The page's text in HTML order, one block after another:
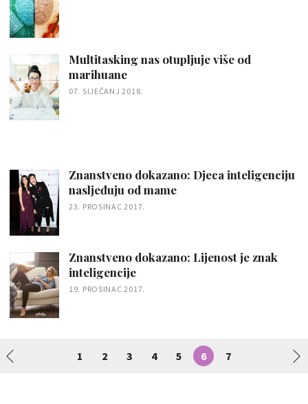
Multitasking nas otupljuje više od
marihuane
07. SIJEČANJ 2018.
Znanstveno dokazano: Djeca inteligenciju
nasljeđuju od mame
23. PROSINAC 2017.
Znanstveno dokazano: Lijenost je znak
inteligencije
19. PROSINAC 2017.
1 2 3 4 5 6 7